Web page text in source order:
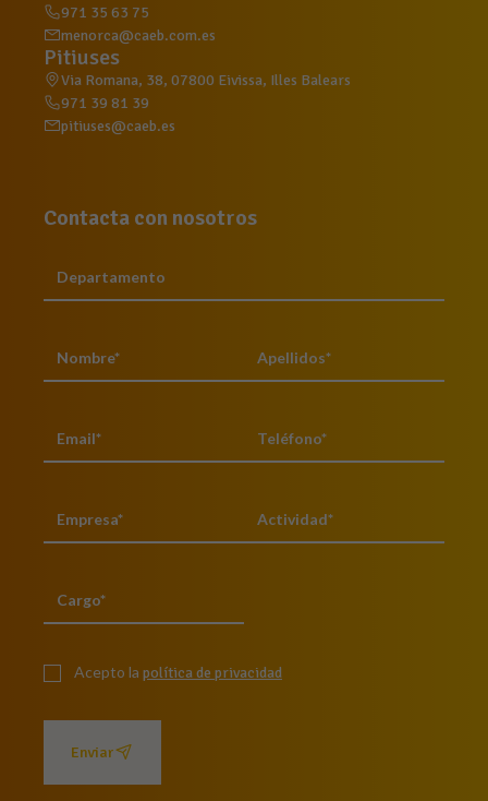
971 35 63 75
menorca@caeb.com.es
Pitiuses
Via Romana, 38, 07800 Eivissa, Illes Balears
971 39 81 39
pitiuses@caeb.es
Contacta con nosotros
Acepto la política de privacidad
Enviar